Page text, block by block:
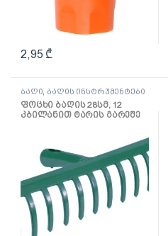
2,95 ₾
ბაღი ბაღის ინსტრუმენტები
ფოცხი ბაღის 28სმ, 12
კბილანით ტარის გარეშე